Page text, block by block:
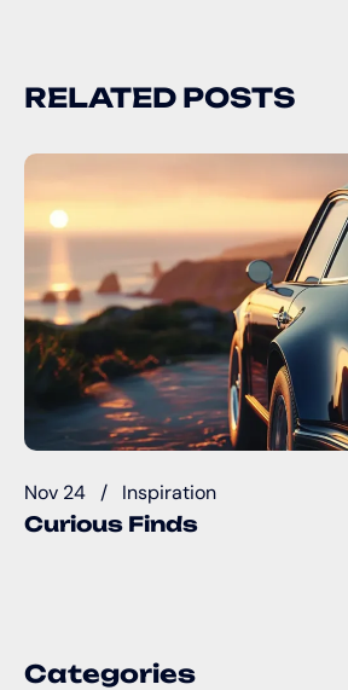
RELATED POSTS
Nov 24
Inspiration
Curious Finds
Categories